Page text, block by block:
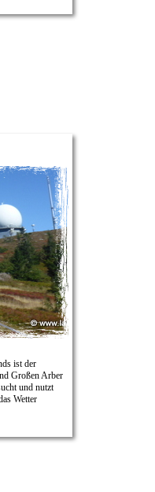
ist der
Großen Arber
und nutzt
Wetter